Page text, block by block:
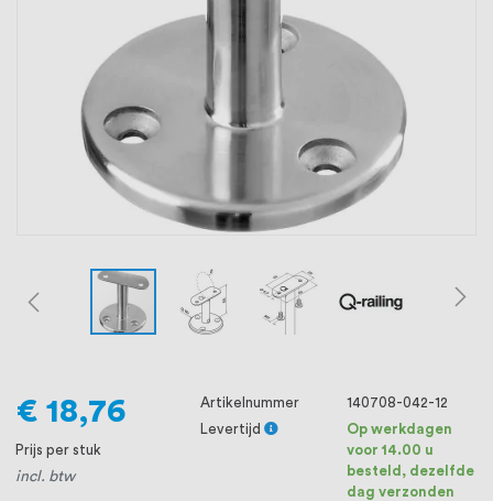
ons voorop, want we geloven dat een
goede relatie met onze klanten het
verschil maakt.
€ 18,76
Prijs per stuk
incl. btw
Artikelnummer
140708-042-12
Levertijd
Op werkdagen
voor 14.00 u
besteld, dezelfde
dag verzonden